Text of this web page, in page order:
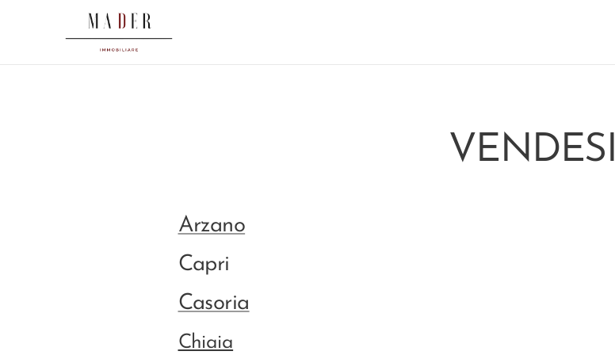
VENDESI
Arzano
Capri
Casoria
Chiaia